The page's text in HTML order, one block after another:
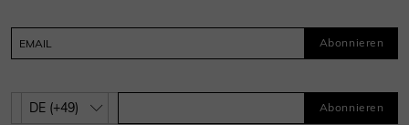
Abonnieren
Abonnieren